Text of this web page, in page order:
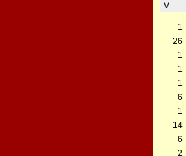
V
1
26
1
1
1
6
1
14
6
2